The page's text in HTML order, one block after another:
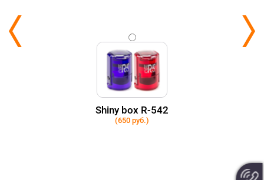
Shiny box R-542
(650 руб.)